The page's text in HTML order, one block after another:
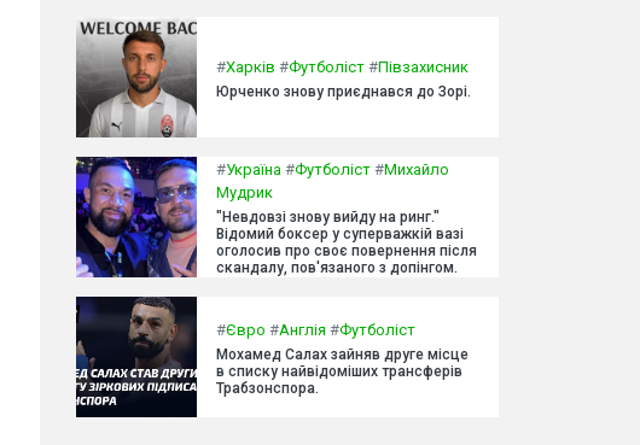
#Харків #Футболіст #Півзахисник
Юрченко знову приєднався до Зорі.
#Україна #Футболіст #Михайло
Мудрик
"Невдовзі знову вийду на ринг."
Відомий боксер у суперважкій вазі
оголосив про своє повернення після
скандалу, пов'язаного з допінгом.
#Євро #Англія #Футболіст
Мохамед Салах зайняв друге місце
в списку найвідоміших трансферів
Трабзонспора.